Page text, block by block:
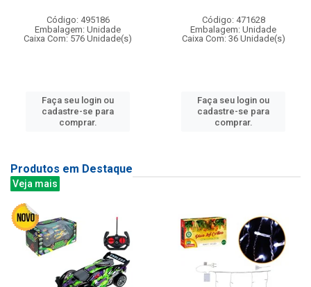
Código: 495186
Embalagem: Unidade
Caixa Com: 576 Unidade(s)
Faça seu login ou
cadastre-se para
comprar.
Código: 471628
Embalagem: Unidade
Caixa Com: 36 Unidade(s)
Faça seu login ou
cadastre-se para
comprar.
Produtos em Destaque
Veja mais